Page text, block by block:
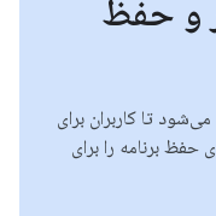
و حفظ
تا کاربران برای
حفظ برنامه را برای